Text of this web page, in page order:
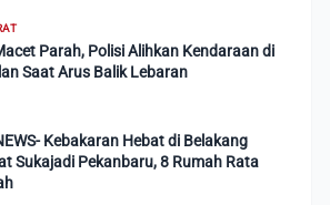
Parah, Polisi Alihkan Kendaraan di
Saat Arus Balik Lebaran
Kebakaran Hebat di Belakang
Sukajadi Pekanbaru, 8 Rumah Rata